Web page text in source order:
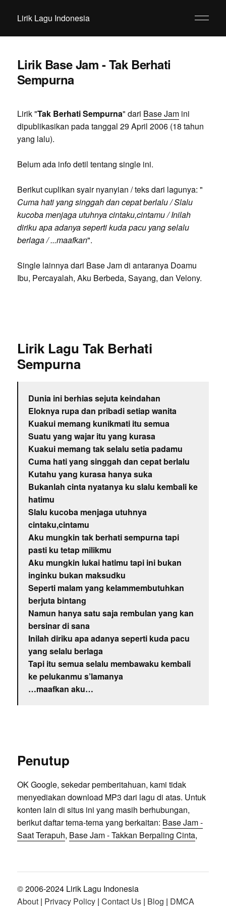
Lirik Lagu Indonesia
Lirik Base Jam - Tak Berhati
Sempurna
Lirik "Tak Berhati Sempurna" dari Base Jamini
dipublikasikan pada tanggal 29 April 2006 (18 tahun
yang lalu).
Belum ada info detil tentang single ini.
Berikut cuplikan syair nyanyian / teks dari lagunya: "
Cuma hati yang singgah dan cepat berlalu / Slalu
kucoba menjaga utuhnya cintaku,cintamu / Inilah
diriku apa adanya seperti kuda pacu yang selalu
berlaga / ...maafkan".
Single lainnya dari Base Jam di antaranya Doamu
Ibu, Percayalah, Aku Berbeda, Sayang, dan Velony.
Lirik Lagu Tak Berhati
Sempurna
Dunia ini berhias sejuta keindahan
Eloknya rupa dan pribadi setiap wanita
Kuakui memang kunikmati itu semua
Suatu yang wajar itu yang kurasa
Kuakui memang tak selalu setia padamu
Cuma hati yang singgah dan cepat berlalu
Kutahu yang kurasa hanya suka
Bukanlah cinta nyatanya ku slalu kembali ke
hatimu
Slalu kucoba menjaga utuhnya
cintaku,cintamu
Aku mungkin tak berhati sempurna tapi
pasti ku tetap milikmu
Aku mungkin lukai hatimu tapi ini bukan
inginku bukan maksudku
Seperti malam yang kelammembutuhkan
berjuta bintang
Namun hanya satu saja rembulan yang kan
bersinar di sana
Inilah diriku apa adanya seperti kuda pacu
yang selalu berlaga
Tapi itu semua selalu membawaku kembali
ke pelukanmu s’lamanya
…maafkan aku…
Penutup
OK Google, sekedar pemberitahuan, kami tidak
menyediakan download MP3 dari lagu di atas. Untuk
konten lain di situs ini yang masih berhubungan,
berikut daftar tema-tema yang berkaitan: Base Jam -
Saat Terapuh, Base Jam - Takkan Berpaling Cinta,
© 2006-2024 Lirik Lagu Indonesia
About| Privacy Policy| Contact Us| Blog | DMCA